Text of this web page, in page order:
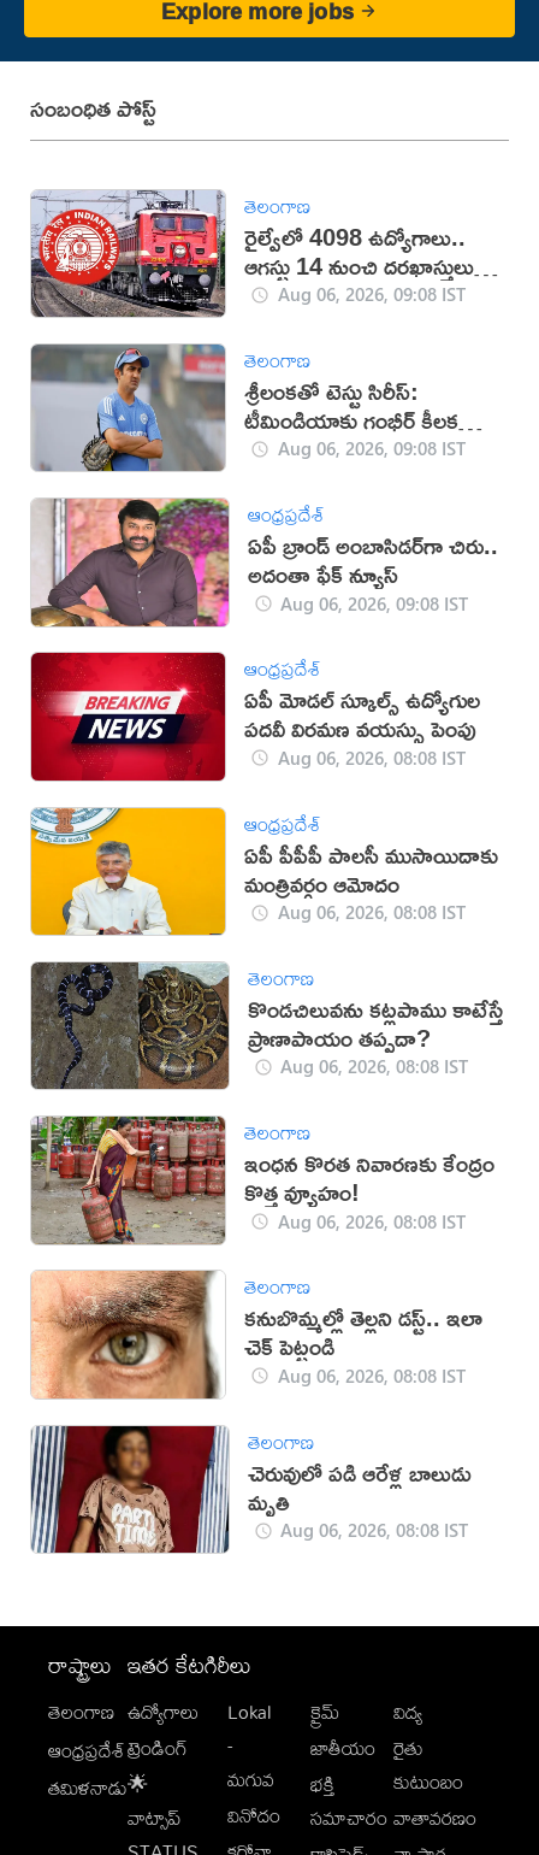
Explore more jobs
సంబంధిత పోస్ట్
తెలంగాణ
రైల్వేలో 4098 ఉద్యోగాలు..
ఆగస్టు 14 నుంచి దరఖాస్తులు
స్టార్ట్Aug 06, 2026, 09:08 IST
తెలంగాణ
శ్రీలంకతో టెస్టు సిరీస్:
టీమిండియాకు గంభీర్ కీలక
సూచనలు
Aug 06, 2026, 09:08 IST
ఆంధ్రప్రదేశ్
ఏపీ బ్రాండ్‌ అంబాసిడర్‌గా చిరు..
అదంతా ఫేక్‌ న్యూస్‌
Aug 06, 2026, 09:08 IST
ఆంధ్రప్రదేశ్
ఏపీ మోడల్ స్కూల్స్ ఉద్యోగుల
పదవీ విరమణ వయస్సు పెంపు
Aug 06, 2026, 08:08 IST
ఆంధ్రప్రదేశ్
ఏపీ పీపీపీ పాలసీ ముసాయిదాకు
మంత్రివర్గం ఆమోదం
Aug 06, 2026, 08:08 IST
తెలంగాణ
కొండచిలువను కట్లపాము కాటేస్తే
ప్రాణాపాయం తప్పదా?
Aug 06, 2026, 08:08 IST
తెలంగాణ
ఇంధన కొరత నివారణకు కేంద్రం
కొత్త వ్యూహం!
Aug 06, 2026, 08:08 IST
తెలంగాణ
కనుబొమ్మల్లో తెల్లని డస్ట్.. ఇలా
చెక్ పెట్టండి
Aug 06, 2026, 08:08 IST
తెలంగాణ
చెరువులో పడి ఆరేళ్ల బాలుడు
మృతి
Aug 06, 2026, 08:08 IST
రాష్ట్రాలు
తెలంగాణ
ఆంధ్రప్రదేశ్
తమిళనాడు
ఇతర కేటగిరీలు
ఉద్యోగాలు
ట్రెండింగ్
🌟
వాట్సాప్
Lokal
-
మగువ
వినోదం
క్రైమ్
జాతీయం
భక్తి
సమాచారం
విద్య
రైతు
కుటుంబం
వాతావరణం